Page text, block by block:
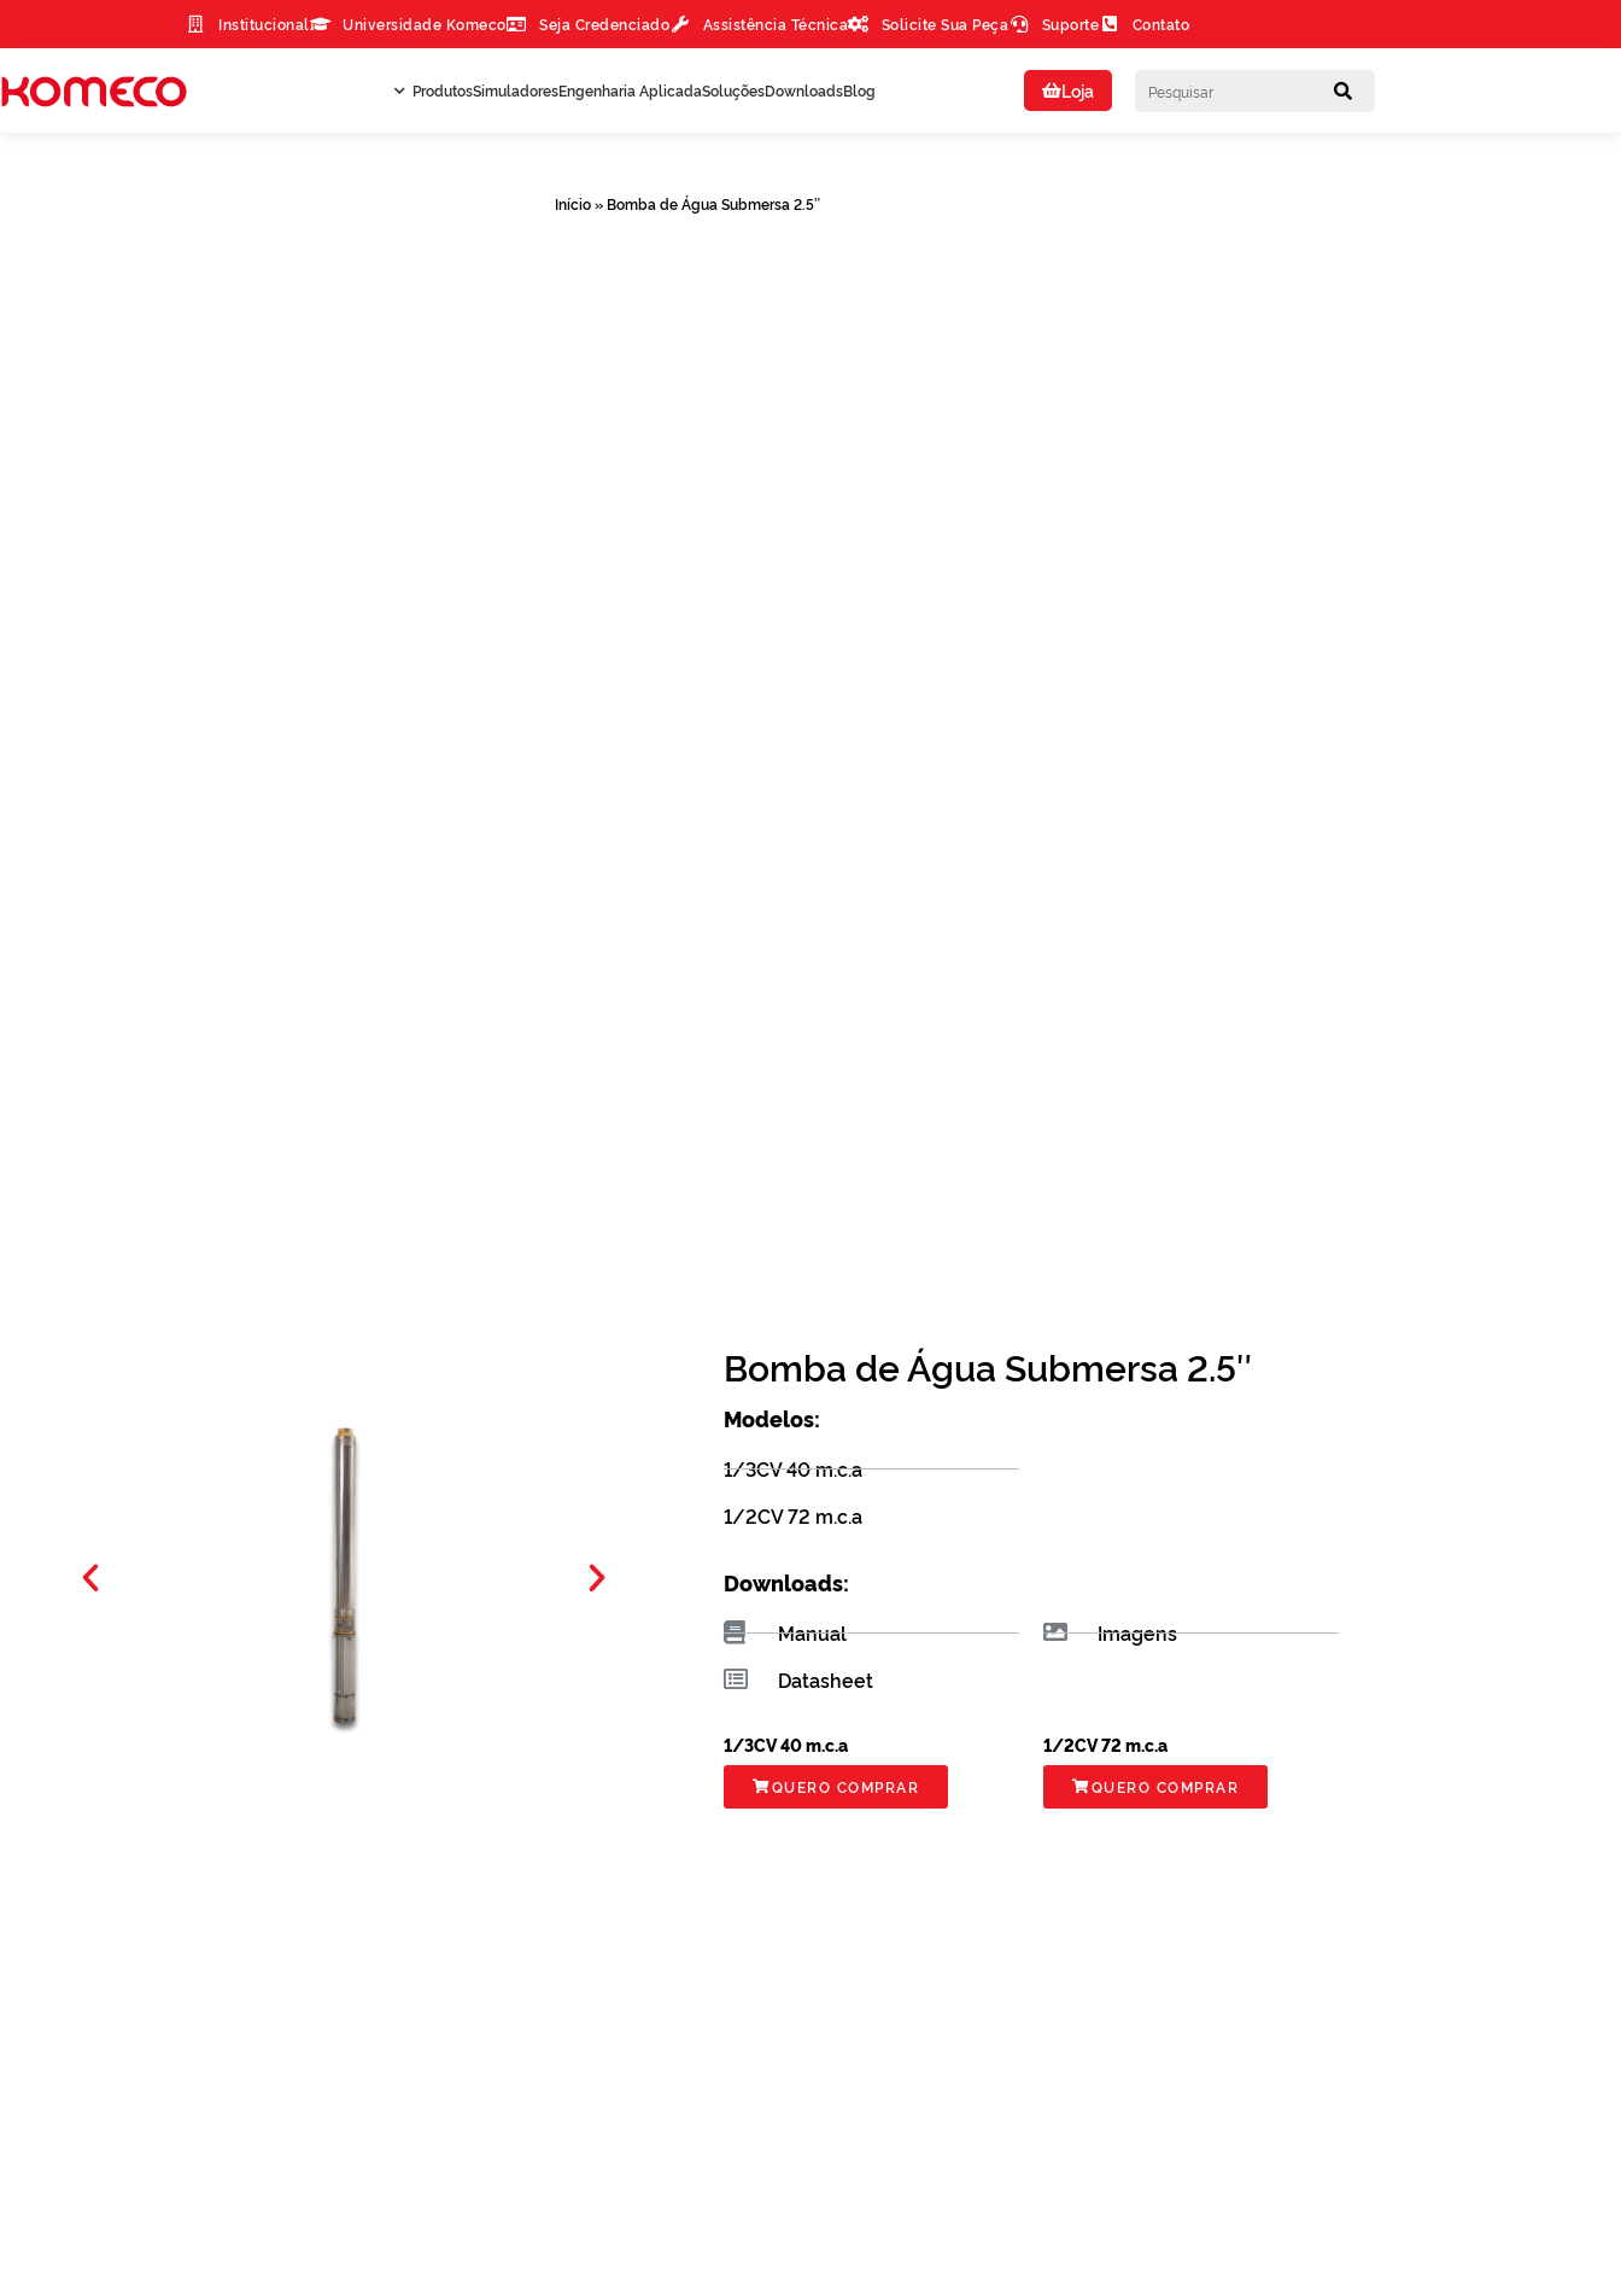
Institucional Universidade Komeco Seja Credenciado Assistência Técnica Solicite Sua Peça Suporte Contato
ProdutosSimuladoresEngenharia AplicadaSoluçõesDownloadsBlog Loja
Início» Bomba de Água Submersa 2.5″
Bomba de Água Submersa 2.5″
Modelos:
1/3CV 40 m.c.a
1/2CV 72 m.c.a
Downloads:
Manual
Datasheet
Imagens
1/3CV 40 m.c.a
QUERO COMPRAR
1/2CV 72 m.c.a
QUERO COMPRAR